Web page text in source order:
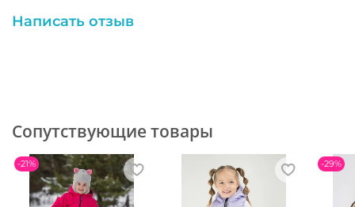
Написать отзыв
Сопутствующие товары
-21% -29%